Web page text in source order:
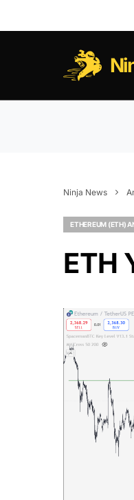
Ninja News
ETHEREUM (ETH)
ETH